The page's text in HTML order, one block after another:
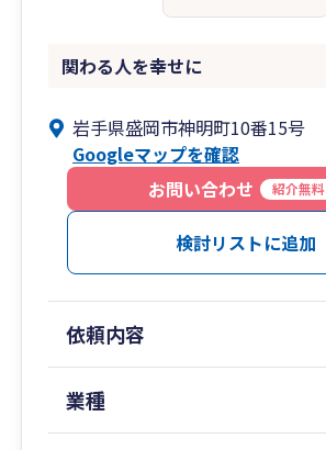
関わる人を幸せに
岩手県盛岡市神明町10番15号
Googleマップを確認
お問い合わせ
紹介無料
検討リストに追加
依頼内容
業種